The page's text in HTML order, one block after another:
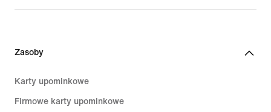
Zasoby
Karty upominkowe
Firmowe karty upominkowe